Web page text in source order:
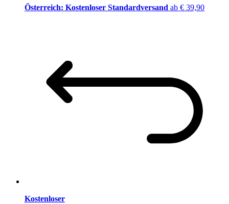
Österreich: Kostenloser Standardversand ab € 39,90
Kostenloser